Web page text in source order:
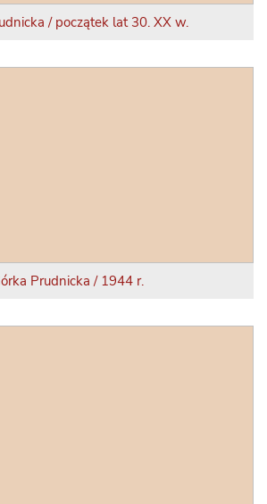
/ początek lat 30. XX w.
Prudnicka / 1944 r.